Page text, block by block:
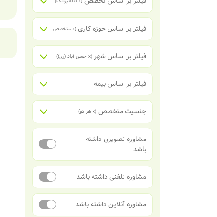
فیلتر بر اساس حوزه کاری (x متخصص ارتودنسی
فیلتر بر اساس شهر (x حسن آباد (ری))
فیلتر بر اساس بیمه
جنسیت متخصص (x هر دو)
مشاوره تصویری داشته
باشد
مشاوره تلفنی داشته باشد
مشاوره آنلاین داشته باشد